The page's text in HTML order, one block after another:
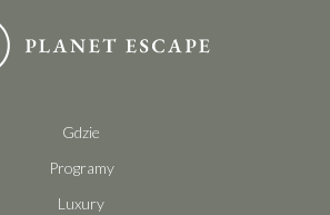
Gdzie
Programy
Luxury